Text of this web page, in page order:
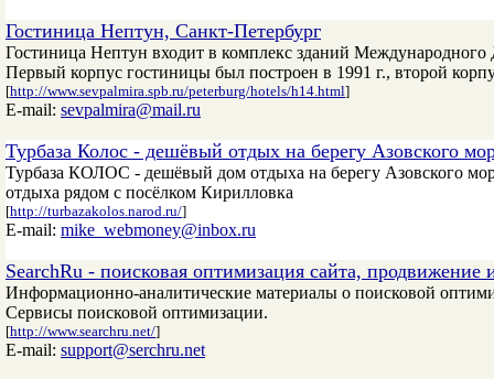
Гостиница Нептун, Санкт-Петербург
Гостиница Нептун входит в комплекс зданий Международного
Первый корпус гостиницы был построен в 1991 г., второй
[http://www.sevpalmira.spb.ru/peterburg/hotels/h14.html]
E-mail: sevpalmira@mail.ru
Турбаза Колос - дешёвый отдых на берегу Азовского
Турбаза КОЛОС - дешёвый дом отдыха на берегу Азовского
отдыха рядом с посёлком Кирилловка
[http://turbazakolos.narod.ru/]
E-mail: mike_webmoney@inbox.ru
SearchRu - поисковая оптимизация сайта, продвижение
Информационно-аналитические материалы о поисковой
Сервисы поисковой оптимизации.
[http://www.searchru.net/]
E-mail: support@serchru.net